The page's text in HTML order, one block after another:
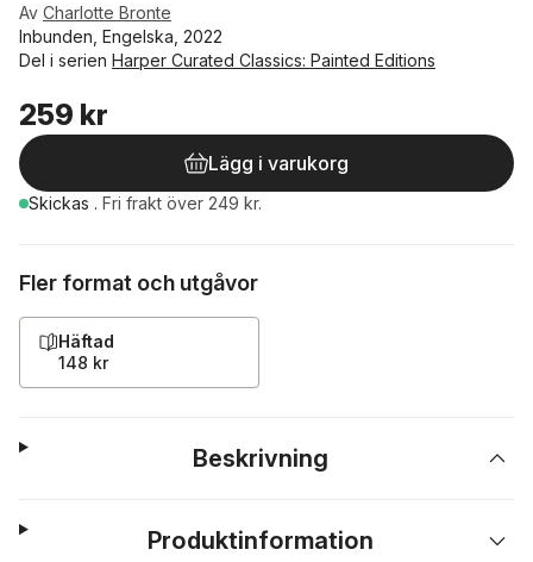
Av Charlotte Bronte
Inbunden, Engelska, 2022
Del i serien Harper Curated Classics: Painted Editions
259 kr
Lägg i varukorg
Skickas . Fri frakt över 249 kr.
Fler format och utgåvor
Häftad
148 kr
Beskrivning
Produktinformation